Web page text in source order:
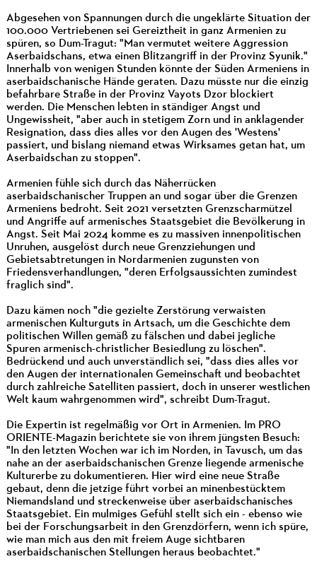
Abgesehen von Spannungen durch die ungeklärte Situation der
100.000 Vertriebenen sei Gereiztheit in ganz Armenien zu
spüren, so Dum-Tragut: "Man vermutet weitere Aggression
Aserbaidschans, etwa einen Blitzangriff in der Provinz Syunik."
Innerhalb von wenigen Stunden könnte der Süden Armeniens in
aserbaidschanische Hände geraten. Dazu müsste nur die einzig
befahrbare Straße in der Provinz Vayots Dzor blockiert
werden. Die Menschen lebten in ständiger Angst und
Ungewissheit, "aber auch in stetigem Zorn und in anklagender
Resignation, dass dies alles vor den Augen des 'Westens'
passiert, und bislang niemand etwas Wirksames getan hat, um
Aserbaidschan zu stoppen".
Armenien fühle sich durch das Näherrücken
aserbaidschanischer Truppen an und sogar über die Grenzen
Armeniens bedroht. Seit 2021 versetzten Grenzscharmützel
und Angriffe auf armenisches Staatsgebiet die Bevölkerung in
Angst. Seit Mai 2024 komme es zu massiven innenpolitischen
Unruhen, ausgelöst durch neue Grenzziehungen und
Gebietsabtretungen in Nordarmenien zugunsten von
Friedensverhandlungen, "deren Erfolgsaussichten zumindest
fraglich sind".
Dazu kämen noch "die gezielte Zerstörung verwaisten
armenischen Kulturguts in Artsach, um die Geschichte dem
politischen Willen gemäß zu fälschen und dabei jegliche
Spuren armenisch-christlicher Besiedlung zu löschen".
Bedrückend und auch unverständlich sei, "dass dies alles vor
den Augen der internationalen Gemeinschaft und beobachtet
durch zahlreiche Satelliten passiert, doch in unserer westlichen
Welt kaum wahrgenommen wird", schreibt Dum-Tragut.
Die Expertin ist regelmäßig vor Ort in Armenien. Im PRO
ORIENTE-Magazin berichtete sie von ihrem jüngsten Besuch:
"In den letzten Wochen war ich im Norden, in Tavusch, um das
nahe an der aserbaidschanischen Grenze liegende armenische
Kulturerbe zu dokumentieren. Hier wird eine neue Straße
gebaut, denn die jetzige führt vorbei an minenbestücktem
Niemandsland und streckenweise über aserbaidschanisches
Staatsgebiet. Ein mulmiges Gefühl stellt sich ein - ebenso wie
bei der Forschungsarbeit in den Grenzdörfern, wenn ich spüre,
wie man mich aus den mit freiem Auge sichtbaren
aserbaidschanischen Stellungen heraus beobachtet."